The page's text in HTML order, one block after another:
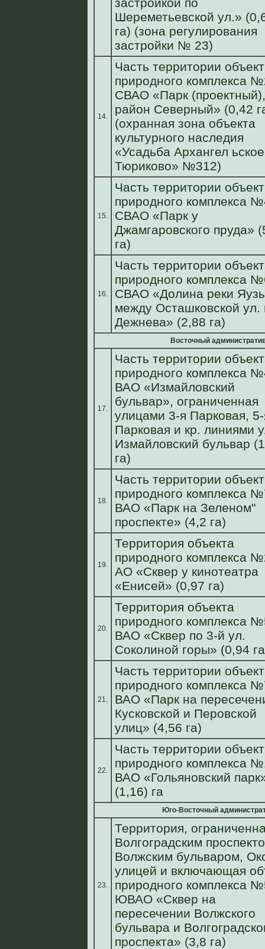
Шереметьевской ул.»
га) (зона регулирования
застройки № 23)
14.
Часть территории
природного комплекса
СВАО «Парк (проектный),
район Северный» (0,42
(охранная зона объекта
культурного наследия
«Усадьба Архангел
Тюриково» №312)
15.
Часть территории
природного комплекса
СВАО «Парк у
Джамгаровского пруда»
га)
16.
Часть территории
природного комплекса
СВАО «Долина реки
между Осташковской ул.
Дежнева» (2,88 га)
Восточный
17.
Часть территории
природного комплекса
ВАО «Измайловский
бульвар», ограниченная
улицами 3-я Парковая,
Парковая и кр. линиями
Измайловский бульвар
га)
18.
Часть территории
природного комплекса
ВАО «Парк на Зеленом"
проспекте» (4,2 га)
19.
Территория объекта
природного комплекса
АО «Сквер у кинотеатра
«Енисей» (0,97 га)
20.
Территория объекта
природного комплекса
ВАО «Сквер по 3-й ул.
Соколиной горы» (0,94
21.
Часть территории
природного комплекса
ВАО «Парк на
Кусковской и Перовской
улиц» (4,56 га)
22.
Часть территории
природного комплекса
ВАО «Гольяновский
(1,16) га
Юго-Восточный
23.
Территория,
Волгоградским
Волжским бульваром,
улицей и включающая
природного комплекса
ЮВАО «Сквер на
пересечении Волжского
бульвара и
проспекта» (3,8 га)